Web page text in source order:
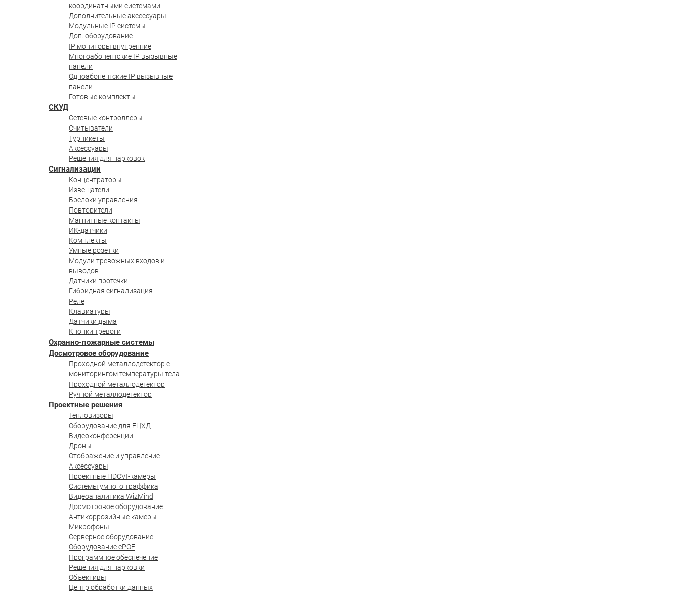
координатными системами
Дополнительные аксессуары
Модульные IP системы
Доп. оборудование
IP мониторы внутренние
Многоабонентские IP вызывные
панели
Одноабонентские IP вызывные
панели
Готовые комплекты
СКУД
Сетевые контроллеры
Считыватели
Турникеты
Аксессуары
Решения для парковок
Сигнализации
Концентраторы
Извещатели
Брелоки управления
Повторители
Магнитные контакты
ИК-датчики
Комплекты
Умные розетки
Модули тревожных входов и
выводов
Датчики протечки
Гибридная сигнализация
Реле
Клавиатуры
Датчики дыма
Кнопки тревоги
Охранно-пожарные системы
Досмотровое оборудование
Проходной металлодетектор с
мониторингом температуры тела
Проходной металлодетектор
Ручной металлодетектор
Проектные решения
Тепловизоры
Оборудование для ЕЦХД
Видеоконференции
Дроны
Отображение и управление
Аксессуары
Проектные HDCVI-камеры
Системы умного траффика
Видеоаналитика WizMind
Досмотровое оборудование
Антикоррозийные камеры
Микрофоны
Серверное оборудование
Оборудование ePOE
Программное обеспечение
Решения для парковки
Объективы
Центр обработки данных